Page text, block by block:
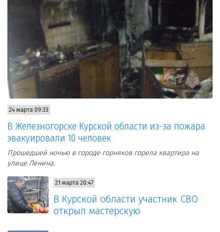
24 марта 09:33
В Железногорске Курской области из-за пожара
эвакуировали 10 человек
Прошедшей ночью в городе горняков горела квартира на
улице Ленина.
21 марта 20:47
В Курской области участник СВО
открыл мастерскую